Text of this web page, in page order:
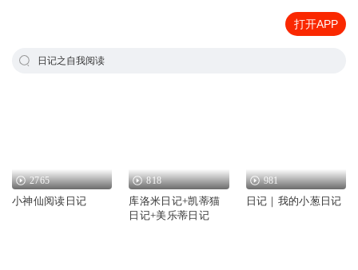
打开APP
日记之自我阅读
2765
小神仙阅读日记
818
库洛米日记+凯蒂猫
日记+美乐蒂日记
981
日记｜我的小葱日记